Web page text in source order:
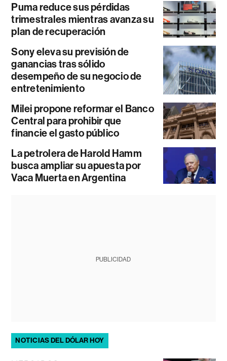
Puma reduce sus pérdidas
trimestrales mientras avanza su
plan de recuperación
Sony eleva su previsión de
ganancias tras sólido
desempeño de su negocio de
entretenimiento
Milei propone reformar el Banco
Central para prohibir que
financie el gasto público
La petrolera de Harold Hamm
busca ampliar su apuesta por
Vaca Muerta en Argentina
PUBLICIDAD
NOTICIAS DEL DÓLAR HOY